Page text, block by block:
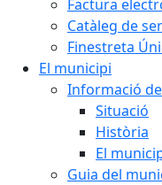
Factura
Catàleg de
Finestreta
El municipi
Informació
Situació
Història
El
Guia del